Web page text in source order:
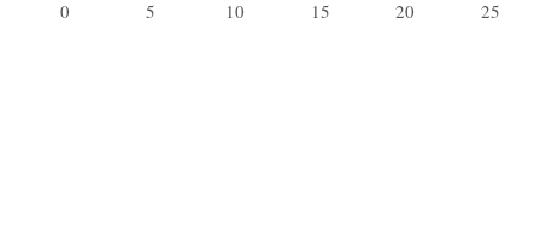
0 5 10 15 20 25